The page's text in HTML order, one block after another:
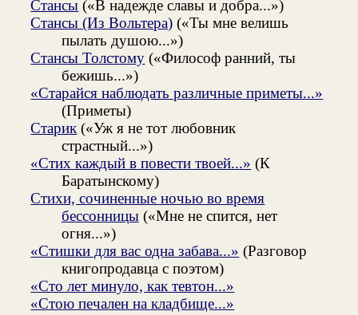
Стансы («В надежде славы и добра...»)
Стансы (Из Вольтера) («Ты мне велишь
пылать душою...»)
Стансы Толстому («Философ ранний, ты
бежишь...»)
«Старайся наблюдать различные приметы...»
(Приметы)
Старик («Уж я не тот любовник
страстный...»)
«Стих каждый в повести твоей...» (К
Баратынскому)
Стихи, сочиненные ночью во время
бессонницы(«Мне не спится, нет
огня...»)
«Стишки для вас одна забава...» (Разговор
книгопродавца с поэтом)
«Сто лет минуло, как тевтон...»
«Стою печален на кладбище...»